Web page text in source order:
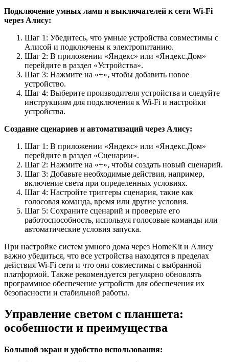
Подключение умных ламп и выключателей к сети Wi-Fi
через Алису:
Шаг 1: Убедитесь, что умные устройства совместимы с
Алисой и подключены к электропитанию.
Шаг 2: В приложении «Яндекс» или «Яндекс.Дом»
перейдите в раздел «Устройства».
Шаг 3: Нажмите на «+», чтобы добавить новое
устройство.
Шаг 4: Выберите производителя устройства и следуйте
инструкциям для подключения к Wi-Fi и настройки
устройства.
Создание сценариев и автоматизаций через Алису:
Шаг 1: В приложении «Яндекс» или «Яндекс.Дом»
перейдите в раздел «Сценарии».
Шаг 2: Нажмите на «+», чтобы создать новый сценарий.
Шаг 3: Добавьте необходимые действия, например,
включение света при определенных условиях.
Шаг 4: Настройте триггеры сценария, такие как
голосовая команда, время или другие условия.
Шаг 5: Сохраните сценарий и проверьте его
работоспособность, используя голосовые команды или
автоматические условия запуска.
При настройке систем умного дома через HomeKit и Алису
важно убедиться, что все устройства находятся в пределах
действия Wi-Fi сети и что они совместимы с выбранной
платформой. Также рекомендуется регулярно обновлять
программное обеспечение устройств для обеспечения их
безопасности и стабильной работы.
Управление светом с планшета:
особенности и преимущества
Большой экран и удобство использования: